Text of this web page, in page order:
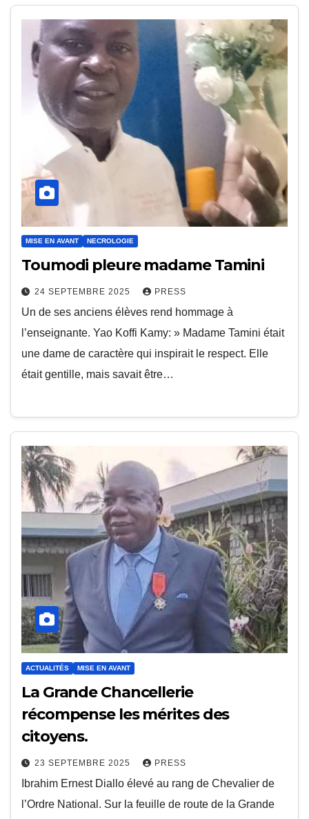
MISE EN AVANT NECROLOGIE
Toumodi pleure madame Tamini
24 SEPTEMBRE 2025 PRESS
Un de ses anciens élèves rend hommage à
l’enseignante. Yao Koffi Kamy: » Madame Tamini était
une dame de caractère qui inspirait le respect. Elle
était gentille, mais savait être…
ACTUALITÉS MISE EN AVANT
La Grande Chancellerie
récompense les mérites des
citoyens.
23 SEPTEMBRE 2025 PRESS
Ibrahim Ernest Diallo élevé au rang de Chevalier de
l’Ordre National. Sur la feuille de route de la Grande